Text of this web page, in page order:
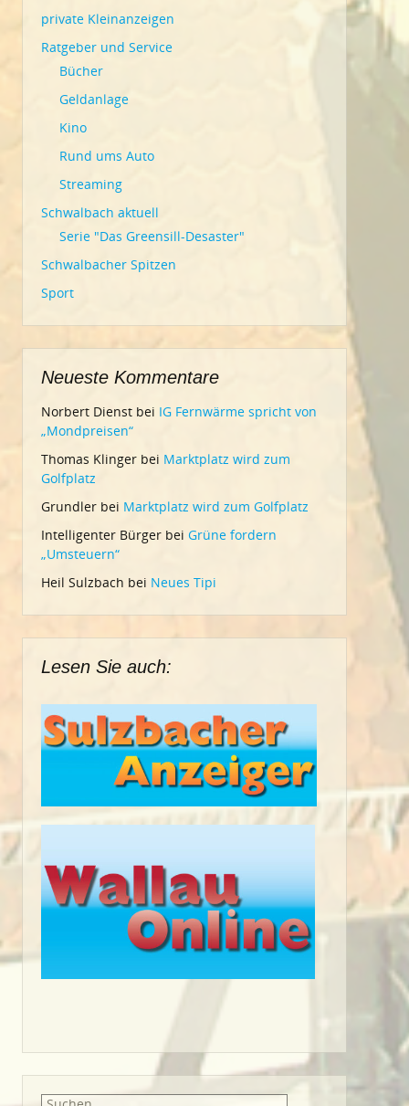
private Kleinanzeigen
Ratgeber und Service
Bücher
Geldanlage
Kino
Rund ums Auto
Streaming
Schwalbach aktuell
Serie "Das Greensill-Desaster"
Schwalbacher Spitzen
Sport
Neueste Kommentare
Norbert Dienst bei IG Fernwärme spricht von
„Mondpreisen“
Thomas Klinger bei Marktplatz wird zum
Golfplatz
Grundler bei Marktplatz wird zum Golfplatz
Intelligenter Bürger bei Grüne fordern
„Umsteuern“
Heil Sulzbach bei Neues Tipi
Lesen Sie auch: